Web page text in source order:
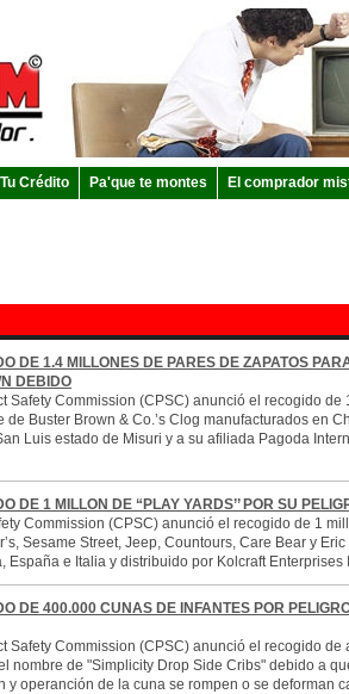
Tu Crédito Pa'que te montes El comprador
DE 1.4 MILLONES DE PARES DE ZAPATOS
DEBIDO
Safety Commission (CPSC) anunció el recogido de
Buster Brown & Co.’s Clog manufacturados en
Luis estado de Misuri y a su afiliada Pagoda
DE 1 MILLON DE “PLAY YARDS’’ POR SU
Commission (CPSC) anunció el recogido de 1
Sesame Street, Jeep, Countours, Care Bear y
España e Italia y distribuido por Kolcraft
DE 400.000 CUNAS DE INFANTES POR
Safety Commission (CPSC) anunció el recogido
nombre de "Simplicity Drop Side Cribs" debido a
y operanción de la cuna se rompen o se deforman